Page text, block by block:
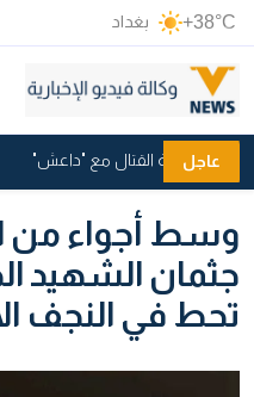
+38°C بغداد
عاجل
بتهمة القتال مع "داعش"
وسط أجواء من
جثمان الشهيد
تحط في النجف